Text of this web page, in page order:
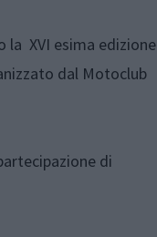
la XVI esima edizione
dal Motoclub
di